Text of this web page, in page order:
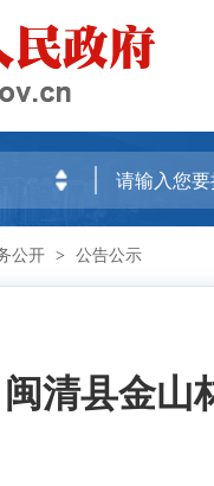
公开 > 公告公示
闽清县金山